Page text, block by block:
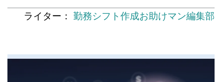
ライター： 勤務シフト作成お助けマン編集部